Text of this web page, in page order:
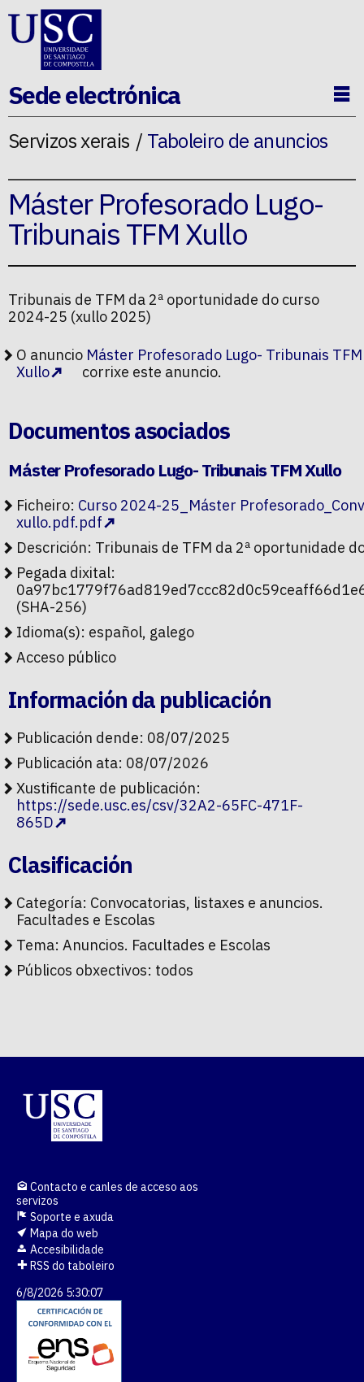
Ir ao contido da p�xina
Sede electrónica
Servizos xerais Taboleiro de anuncios
Máster Profesorado Lugo-
Tribunais TFM Xullo
Tribunais de TFM da 2ª oportunidade do curso
2024-25 (xullo 2025)
O anuncio Máster Profesorado Lugo- Tribunais TFM
Xullo
corrixe este anuncio.
Documentos asociados
Máster Profesorado Lugo- Tribunais TFM Xullo
Ficheiro: Curso 2024-25_Máster
xullo.pdf.pdf
Descrición: Tribunais de TFM da 2ª oportunidade
Pegada dixital:
(SHA-256)
Idioma(s): español, galego
Acceso público
Información da publicación
Publicación dende: 08/07/2025
Publicación ata: 08/07/2026
Xustificante de publicación:
https://sede.usc.es/csv/32A2-65FC-471F-
865D
Clasificación
Categoría: Convocatorias, listaxes e anuncios.
Facultades e Escolas
Tema: Anuncios. Facultades e Escolas
Públicos obxectivos: todos
Contacto e canles de acceso aos
servizos
Soporte e axuda
Mapa do web
Accesibilidade
RSS do taboleiro
6/8/2026 5:30:07